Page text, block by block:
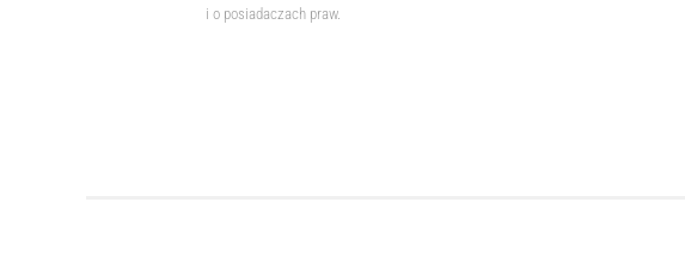
i o posiadaczach praw.